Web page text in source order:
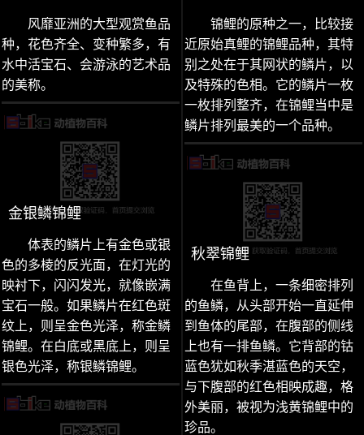
风靡亚洲的大型观赏鱼品
种，花色齐全、变种繁多，有
水中活宝石、会游泳的艺术品
的美称。
金银鳞锦鲤
体表的鳞片上有金色或银
色的多棱的反光面，在灯光的
映衬下，闪闪发光，就像嵌满
宝石一般。如果鳞片在红色斑
纹上，则呈金色光泽，称金鳞
锦鲤。在白底或黑底上，则呈
银色光泽，称银鳞锦鲤。
锦鲤的原种之一，比较接
近原始真鲤的锦鲤品种，其特
别之处在于其网状的鳞片，以
及特殊的色相。它的鳞片一枚
一枚排列整齐，在锦鲤当中是
鳞片排列最美的一个品种。
秋翠锦鲤
在鱼背上，一条细密排列
的鱼鳞，从头部开始一直延伸
到鱼体的尾部，在腹部的侧线
上也有一排鱼鳞。它背部的钴
蓝色犹如秋季湛蓝色的天空，
与下腹部的红色相映成趣，格
外美丽，被视为浅黄锦鲤中的
珍品。